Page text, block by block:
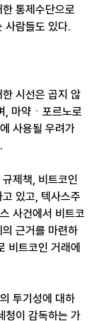
통제수단으로
사람들도 있다.
시선은 곱지 않
, 마약ㆍ포르노로
사용될 우려가
제책, 비트코인
있고, 텍사스주
사건에서 비트코
근거를 마련하
비트코인 거래에
투기성에 대하
청이 감독하는 가